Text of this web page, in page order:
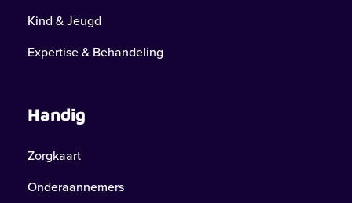
Kind & Jeugd
Expertise & Behandeling
Handig
Zorgkaart
Onderaannemers